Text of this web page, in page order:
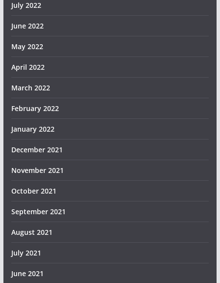
July 2022
June 2022
May 2022
April 2022
March 2022
February 2022
January 2022
December 2021
November 2021
October 2021
September 2021
August 2021
July 2021
June 2021